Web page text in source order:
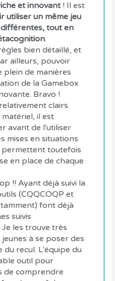
et innovant! Il est
utiliser un même jeu
tout en
.
bien détaillé, et
ailleurs, pouvoir
plein de manières
de la Gamebox
Bravo !
clairs.
il est
avant de l'utiliser
mises en situations
permettent toutefois
en place de chaque
!! Ayant déjà suivi la
(CQQCOQP et
font déjà
suivis
les trouve très
à se poser des
recul. L'équipe du
outil pour
de comprendre